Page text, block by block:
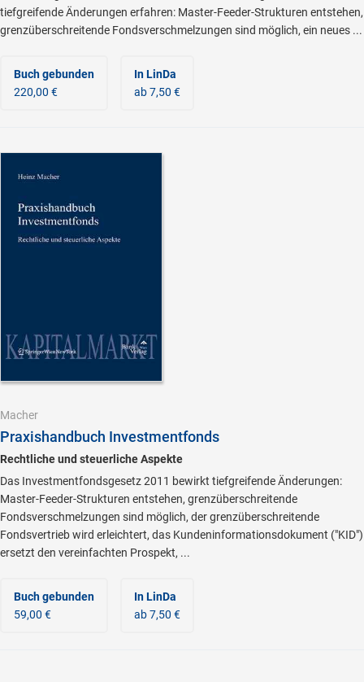
tiefgreifende Änderungen erfahren: Master-Feeder-Strukturen entstehen,
grenzüberschreitende Fondsverschmelzungen sind möglich, ein neues ...
Buch gebunden
220,00 €
In LinDa
ab 7,50 €
Macher
Praxishandbuch Investmentfonds
Rechtliche und steuerliche Aspekte
Das Investmentfondsgesetz 2011 bewirkt tiefgreifende Änderungen:
Master-Feeder-Strukturen entstehen, grenzüberschreitende
Fondsverschmelzungen sind möglich, der grenzüberschreitende
Fondsvertrieb wird erleichtert, das Kundeninformationsdokument ("KID")
ersetzt den vereinfachten Prospekt, ...
Buch gebunden
59,00 €
In LinDa
ab 7,50 €